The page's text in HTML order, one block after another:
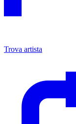
Trova artista